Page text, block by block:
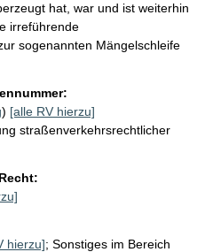
hat, war und ist weiterhin
irreführende
sogenannten Mängelschleife
) [alle RV hierzu]
straßenverkehrsrechtlicher
hierzu]; Sonstiges im Bereich